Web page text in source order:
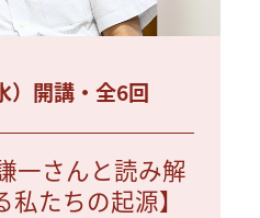
）開講・全6回
一さんと読み解
私たちの起源】